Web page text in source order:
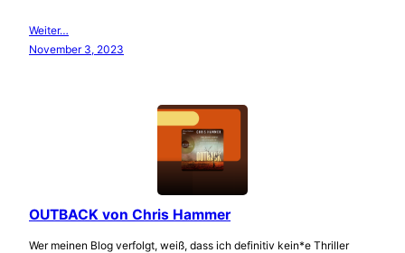
Weiter…
November 3, 2023
OUTBACK von Chris Hammer
Wer meinen Blog verfolgt, weiß, dass ich definitiv kein*e Thriller